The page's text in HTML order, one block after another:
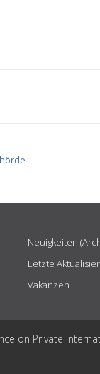
Neuigkeiten
Letzte
Vakanzen
on Private